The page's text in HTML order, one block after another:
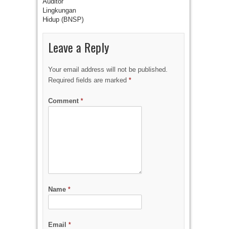
Leave a Reply
Your email address will not be published.
Required fields are marked *
Comment *
Name *
Email *